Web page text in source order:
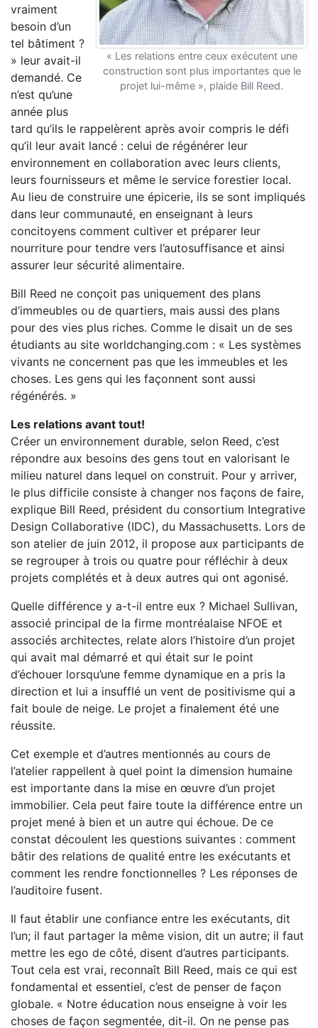
« Les relations entre ceux exécutent une
construction sont plus importantes que le
projet lui-même », plaide Bill Reed.
vraiment
besoin d’un
tel bâtiment ?
» leur avait-il
demandé. Ce
n’est qu’une
année plus
tard qu’ils le rappelèrent après avoir compris le défi
qu’il leur avait lancé : celui de régénérer leur
environnement en collaboration avec leurs clients,
leurs fournisseurs et même le service forestier local.
Au lieu de construire une épicerie, ils se sont impliqués
dans leur communauté, en enseignant à leurs
concitoyens comment cultiver et préparer leur
nourriture pour tendre vers l’autosuffisance et ainsi
assurer leur sécurité alimentaire.
Bill Reed ne conçoit pas uniquement des plans
d’immeubles ou de quartiers, mais aussi des plans
pour des vies plus riches. Comme le disait un de ses
étudiants au site worldchanging.com : « Les systèmes
vivants ne concernent pas que les immeubles et les
choses. Les gens qui les façonnent sont aussi
régénérés. »
Les relations avant tout!
Créer un environnement durable, selon Reed, c’est
répondre aux besoins des gens tout en valorisant le
milieu naturel dans lequel on construit. Pour y arriver,
le plus difficile consiste à changer nos façons de faire,
explique Bill Reed, président du consortium Integrative
Design Collaborative (IDC), du Massachusetts. Lors de
son atelier de juin 2012, il propose aux participants de
se regrouper à trois ou quatre pour réfléchir à deux
projets complétés et à deux autres qui ont agonisé.
Quelle différence y a-t-il entre eux ? Michael Sullivan,
associé principal de la firme montréalaise NFOE et
associés architectes, relate alors l’histoire d’un projet
qui avait mal démarré et qui était sur le point
d’échouer lorsqu’une femme dynamique en a pris la
direction et lui a insufflé un vent de positivisme qui a
fait boule de neige. Le projet a finalement été une
réussite.
Cet exemple et d’autres mentionnés au cours de
l’atelier rappellent à quel point la dimension humaine
est importante dans la mise en œuvre d’un projet
immobilier. Cela peut faire toute la différence entre un
projet mené à bien et un autre qui échoue. De ce
constat découlent les questions suivantes : comment
bâtir des relations de qualité entre les exécutants et
comment les rendre fonctionnelles ? Les réponses de
l’auditoire fusent.
Il faut établir une confiance entre les exécutants, dit
l’un; il faut partager la même vision, dit un autre; il faut
mettre les ego de côté, disent d’autres participants.
Tout cela est vrai, reconnaît Bill Reed, mais ce qui est
fondamental et essentiel, c’est de penser de façon
globale. « Notre éducation nous enseigne à voir les
choses de façon segmentée, dit-il. On ne pense pas